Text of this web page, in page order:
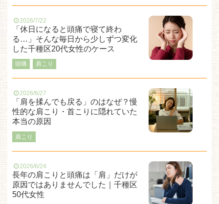
2026/7/22
「休日になると頭痛で寝て終わ
る…」そんな毎日から少しずつ変化
した千種区20代女性のケース
頭痛 肩こり
2026/6/27
「肩を揉んでも戻る」のはなぜ？慢
性的な肩こり・首こりに隠れていた
本当の原因
肩こり
2026/6/24
長年の肩こりと頭痛は「肩」だけが
原因ではありませんでした｜千種区
50代女性